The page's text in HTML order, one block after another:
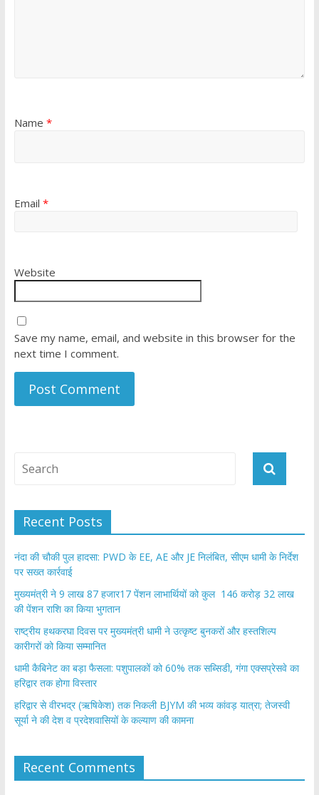
Name *
Email *
Website
Save my name, email, and website in this browser for the
next time I comment.
Recent Posts
नंदा की चौकी पुल हादसा: PWD के EE, AE और JE निलंबित, सीएम धामी के निर्देश
पर सख्त कार्रवाई
मुख्यमंत्री ने 9 लाख 87 हजार17 पेंशन लाभार्थियों को कुल 146 करोड़ 32 लाख
की पेंशन राशि का किया भुगतान
राष्ट्रीय हथकरघा दिवस पर मुख्यमंत्री धामी ने उत्कृष्ट बुनकरों और हस्तशिल्प
कारीगरों को किया सम्मानित
​धामी कैबिनेट का बड़ा फैसला: पशुपालकों को 60% तक सब्सिडी, गंगा एक्सप्रेसवे का
हरिद्वार तक होगा विस्तार
​हरिद्वार से वीरभद्र (ऋषिकेश) तक निकली BJYM की भव्य कांवड़ यात्रा; तेजस्वी
सूर्या ने की देश व प्रदेशवासियों के कल्याण की कामना
Recent Comments